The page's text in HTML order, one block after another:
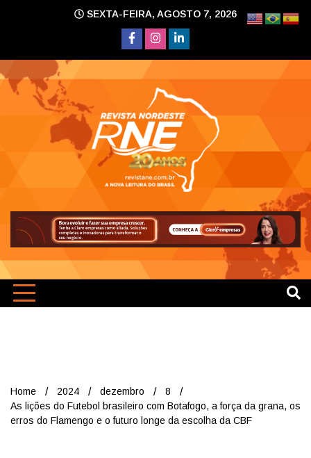
SEXTA-FEIRA, AGOSTO 7, 2026
Home 2024 dezembro
8
As lições do Futebol brasileiro com Botafogo, a força da grana, os
erros do Flamengo e o futuro longe da escolha da CBF